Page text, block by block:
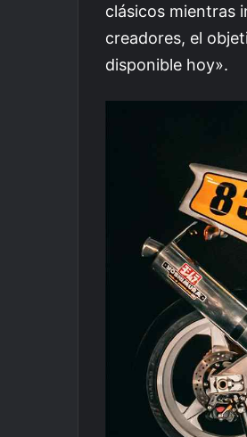
clásicos mientras
creadores, el
disponible hoy».